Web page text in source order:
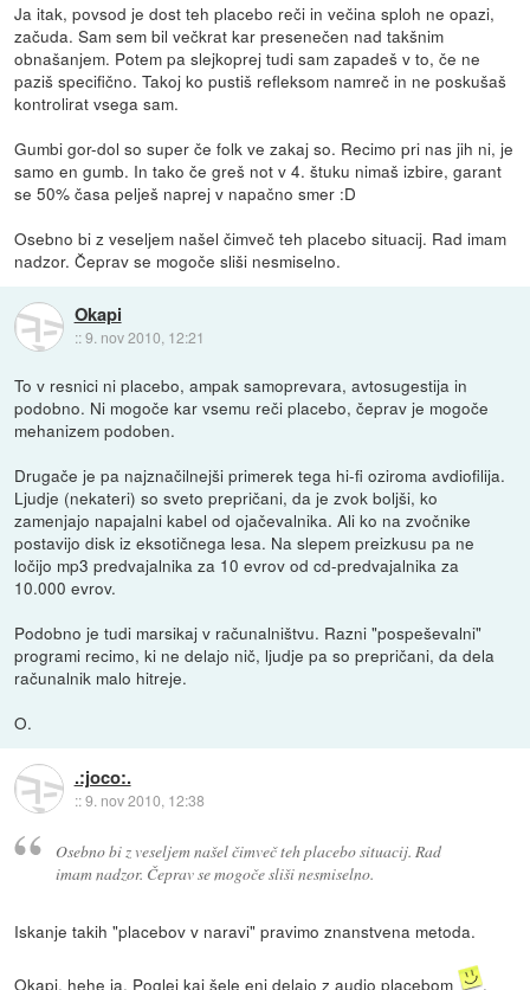
Ja itak, povsod je dost teh placebo reči in večina sploh ne opazi,
začuda. Sam sem bil večkrat kar presenečen nad takšnim
obnašanjem. Potem pa slejkoprej tudi sam zapadeš v to, če ne
paziš specifično. Takoj ko pustiš refleksom namreč in ne poskušaš
kontrolirat vsega sam.
Gumbi gor-dol so super če folk ve zakaj so. Recimo pri nas jih ni, je
samo en gumb. In tako če greš not v 4. štuku nimaš izbire, garant
se 50% časa pelješ naprej v napačno smer :D
Osebno bi z veseljem našel čimveč teh placebo situacij. Rad imam
nadzor. Čeprav se mogoče sliši nesmiselno.
Okapi
::9. nov 2010, 12:21
To v resnici ni placebo, ampak samoprevara, avtosugestija in
podobno. Ni mogoče kar vsemu reči placebo, čeprav je mogoče
mehanizem podoben.
Drugače je pa najznačilnejši primerek tega hi-fi oziroma avdiofilija.
Ljudje (nekateri) so sveto prepričani, da je zvok boljši, ko
zamenjajo napajalni kabel od ojačevalnika. Ali ko na zvočnike
postavijo disk iz eksotičnega lesa. Na slepem preizkusu pa ne
ločijo mp3 predvajalnika za 10 evrov od cd-predvajalnika za
10.000 evrov.
Podobno je tudi marsikaj v računalništvu. Razni "pospeševalni"
programi recimo, ki ne delajo nič, ljudje pa so prepričani, da dela
računalnik malo hitreje.
O.
.:joco:.
::9. nov 2010, 12:38
Osebno bi z veseljem našel čimveč teh placebo situacij. Rad
imam nadzor. Čeprav se mogoče sliši nesmiselno.
Iskanje takih "placebov v naravi" pravimo znanstvena metoda.
Okapi, hehe ja. Poglej kaj šele eni delajo zaudio placebom .